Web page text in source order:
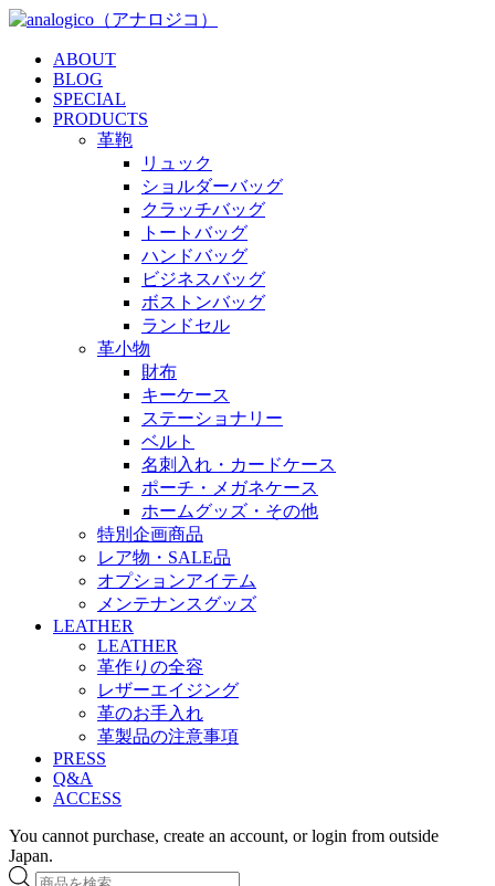
ABOUT
BLOG
SPECIAL
PRODUCTS
革鞄
リュック
ショルダーバッグ
クラッチバッグ
トートバッグ
ハンドバッグ
ビジネスバッグ
ボストンバッグ
ランドセル
革小物
財布
キーケース
ステーショナリー
ベルト
名刺入れ・カードケース
ポーチ・メガネケース
ホームグッズ・その他
特別企画商品
レア物・SALE品
オプションアイテム
メンテナンスグッズ
LEATHER
LEATHER
革作りの全容
レザーエイジング
革のお手入れ
革製品の注意事項
PRESS
Q&A
ACCESS
You cannot purchase, create an account, or login from outside
Japan.
商